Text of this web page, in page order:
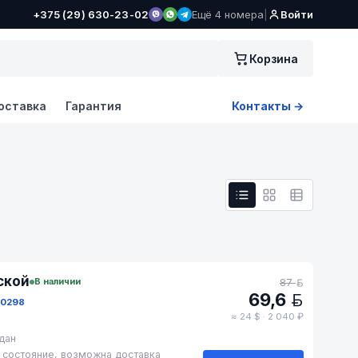
+375 (29) 630-23-02 Ещё 4 номера Войти
Корзина
Гарантия Контакты →
В наличии
возможна доставка
87
69,6
≈ 24 $ · 2 040 ₽